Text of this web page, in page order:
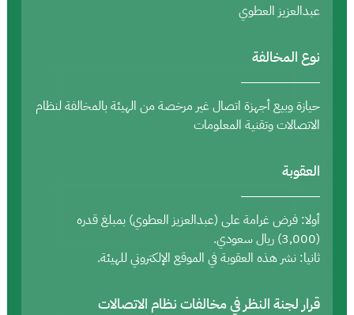
عبدالعزيز العطوي
نوع المخالفة
حيازة وبيع أجهزة اتصال غير مرخصة من الهيئة بالمخالفة لنظام
الاتصالات وتقنية المعلومات
العقوبة
أولا: فرض غرامة على (عبدالعزيز العطوي) بمبلغ قدره
(3,000) ريال سعودي.
ثانيا: نشر هذه العقوبة في الموقع الإلكتروني للهيئة.
قرار لجنة النظر في مخالفات نظام الاتصالات